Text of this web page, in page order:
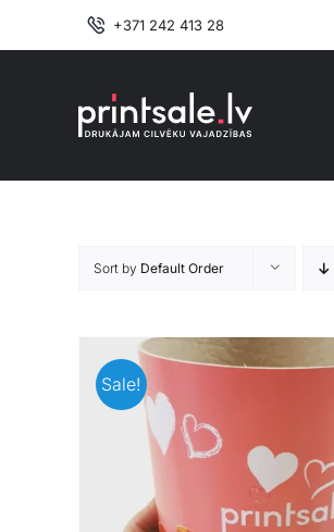
to
+371 242 413 28
Sort by Default Order
Sale!